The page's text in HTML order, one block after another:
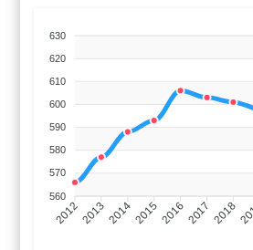
630
620
610
600
590
580
570
560
201220132014201520162017 2018